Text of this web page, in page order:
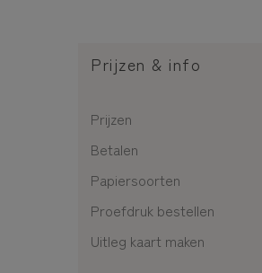
Prijzen & info
Prijzen
Betalen
Papiersoorten
Proefdruk bestellen
Uitleg kaart maken